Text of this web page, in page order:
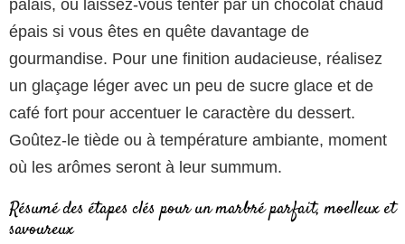
palais, ou laissez-vous tenter par un chocolat chaud
épais si vous êtes en quête davantage de
gourmandise. Pour une finition audacieuse, réalisez
un glaçage léger avec un peu de sucre glace et de
café fort pour accentuer le caractère du dessert.
Goûtez-le tiède ou à température ambiante, moment
où les arômes seront à leur summum.
Résumé des étapes clés pour un marbré parfait, moelleux et
savoureux